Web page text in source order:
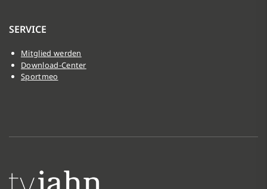
SERVICE
Mitglied werden
Download-Center
Sportmeo